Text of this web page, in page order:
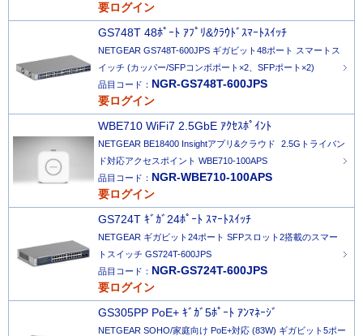
要ログイン
GS748T 48ﾎﾟｰﾄ ｱﾌﾟﾘ&ｸﾗｳﾄﾞｽﾏｰﾄｽｲｯﾁ
NETGEAR GS748T-600JPS ギガビット48ポート スマートス
イッチ (カッパー/SFPコンボポート×2、SFPポート×2)
品目コード： NGR-GS748T-600JPS
要ログイン
WBE710 WiFi7 2.5GbE ｱｸｾｽﾎﾟｲﾝﾄ
NETGEAR BE18400 Insightアプリ&クラウド 2.5Gトライバン
ド対応アクセスポイント WBE710-100APS
品目コード： NGR-WBE710-100APS
要ログイン
GS724T ｷﾞｶﾞ24ﾎﾟｰﾄ ｽﾏｰﾄｽｲｯﾁ
NETGEAR ギガビット24ポート SFPスロット2搭載のスマー
トスイッチ GS724T-600JPS
品目コード： NGR-GS724T-600JPS
要ログイン
GS305PP PoE+ ｷﾞｶﾞ5ﾎﾟｰﾄ ｱﾝﾏﾈｰｼﾞ
NETGEAR SOHO/家庭向け PoE+対応 (83W) ギガビット5ポー